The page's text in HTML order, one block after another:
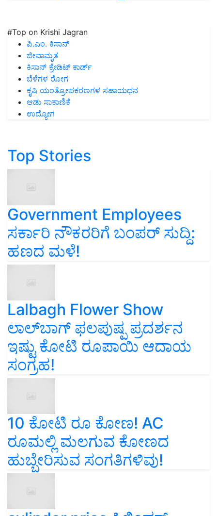
#Top on Krishi Jagran
ಪಿ.ಎಂ. ಕಿಸಾನ್
ಜೀವಾಮೃತ
ಕಿಸಾನ್ ಕ್ರೇಡಿಟ್ ಕಾರ್ಡ್
ಬೆಳೆಗಳ ರೋಗ
ಕೃಷಿ ಯಂತ್ರೋಪಕರಣಗಳ ಸಹಾಯಧನ
ಆಡು ಸಾಕಾಣಿಕೆ
ಉದ್ಯೋಗ
Top Stories
Government Employees
ಸರ್ಕಾರಿ ನೌಕರರಿಗೆ ಬಂಪರ್‌ ಸುದ್ದಿ:
ಹಣದ ಮಳೆ!
Lalbagh Flower Show
ಲಾಲ್‌ಬಾಗ್ ಫಲಪುಷ್ಪ ಪ್ರದರ್ಶನ
ಇಷ್ಟು ಕೋಟಿ ರೂಪಾಯಿ ಆದಾಯ
ಸಂಗ್ರಹ!
10 ಕೋಟಿ ರೂ ಕೋಣ! AC
ರೂಮಲ್ಲಿ ಮಲಗುವ ಕೋಣದ
ಹುಬ್ಬೇರಿಸುವ ಸಂಗತಿಗಳಿವು!